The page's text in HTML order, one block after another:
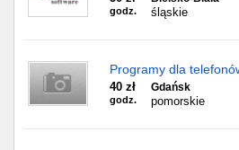
godz. śląskie
Programy dla
40 zł
godz.
Gdańsk
pomorskie
Olsztyn